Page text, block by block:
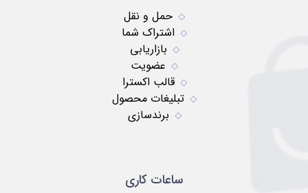
حمل و نقل
اشتراک شما
بازاریابی
عضویت
قالب اکسترا
تبلیغات محصول
برندسازی
ساعات کاری